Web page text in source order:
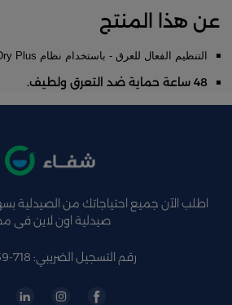
عن هذا المنتج
التنظيم الفعال للعرق - باستخدام نظام Dry Plus والمعادن.
48 ساعة حماية ضد التعرق ولطيف.
اطلب الآن جميع احتياجاتك من الصيدلية
صيدلية اون لاين فى
رقم التسجيل الضريبي: 718-859-672